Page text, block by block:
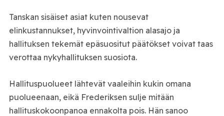
Tanskan sisäiset asiat kuten nousevat
elinkustannukset, hyvinvointivaltion alasajo ja
hallituksen tekemät epäsuositut päätökset voivat taas
verottaa nykyhallituksen suosiota.
Hallituspuolueet lähtevät vaaleihin kukin omana
puolueenaan, eikä Frederiksen sulje mitään
hallituskokoonpanoa ennakolta pois. Hän sanoo